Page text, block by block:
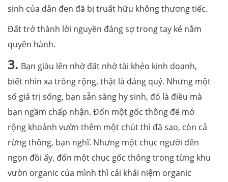
sinh của dân đen đã bị truất hữu không thương tiếc.
Đất trở thành lời nguyền đáng sợ trong tay kẻ nắm
quyền hành.
3. Bạn giàu lên nhờ đất nhờ tài khéo kinh doanh,
biết nhìn xa trông rộng, thật là đáng quý. Nhưng một
số giá trị sống, bạn sẵn sàng hy sinh, đó là điều mà
bạn ngầm chấp nhận. Đốn một gốc thông để mở
rộng khoảnh vườn thêm một chút thì đã sao, còn cả
rừng thông, bạn nghĩ. Nhưng một chục người đến
ngọn đồi ấy, đốn một chục gốc thông trong từng khu
vườn organic của mình thì cái khái niệm organic